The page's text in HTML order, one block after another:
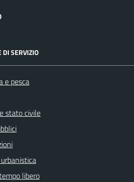
DI SERVIZIO
e pesca
stato civile
libero